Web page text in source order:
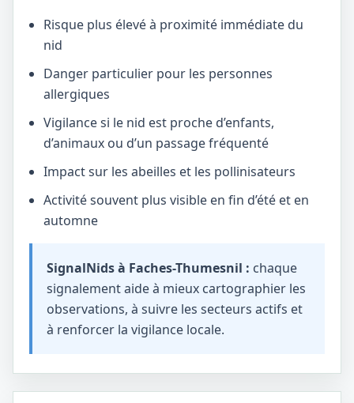
Risque plus élevé à proximité immédiate du
nid
Danger particulier pour les personnes
allergiques
Vigilance si le nid est proche d’enfants,
d’animaux ou d’un passage fréquenté
Impact sur les abeilles et les pollinisateurs
Activité souvent plus visible en fin d’été et en
automne
SignalNids à Faches-Thumesnil : chaque
signalement aide à mieux cartographier les
observations, à suivre les secteurs actifs et
à renforcer la vigilance locale.